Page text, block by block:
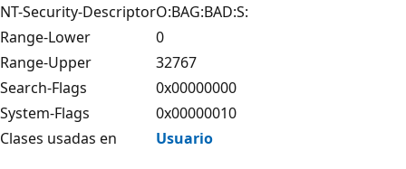
NT-Security-DescriptorO:BAG:BAD:S:
Range-Lower
0
Range-Upper
32767
Search-Flags
0x00000000
System-Flags
0x00000010
Clases usadas en
Usuario